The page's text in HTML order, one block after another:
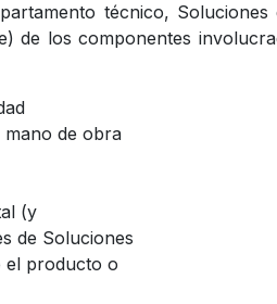
técnico,
de los componentes
mano de obra
(y
de Soluciones
el producto o